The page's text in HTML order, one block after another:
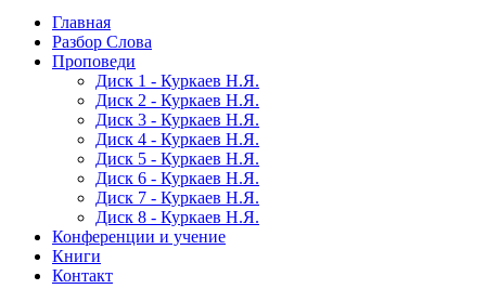
Главная
Разбор Слова
Проповеди
Диск 1 - Куркаев Н.Я.
Диск 2 - Куркаев Н.Я.
Диск 3 - Куркаев Н.Я.
Диск 4 - Куркаев Н.Я.
Диск 5 - Куркаев Н.Я.
Диск 6 - Куркаев Н.Я.
Диск 7 - Куркаев Н.Я.
Диск 8 - Куркаев Н.Я.
Конференции и учение
Книги
Контакт